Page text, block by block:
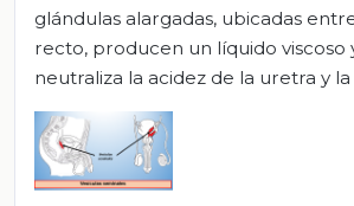
glándulas alargadas, ubicadas
recto, producen un líquido viscoso
neutraliza la acidez de la uretra y la